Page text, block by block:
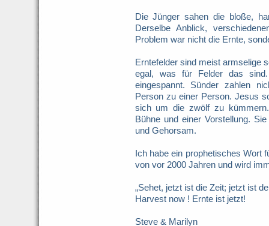
Die Jünger sahen die bloße,
Derselbe Anblick,
Problem war nicht die Ernte,
Erntefelder sind meist armselige
egal, was für Felder das
eingespannt. Sünder zahlen
Person zu einer Person. Jesus
sich um die zwölf zu
Bühne und einer Vorstellung.
und Gehorsam.
Ich habe ein prophetisches Wort
von vor 2000 Jahren und wird
„Sehet, jetzt ist die Zeit; jetzt ist
Harvest now ! Ernte ist jetzt!
Steve & Marilyn